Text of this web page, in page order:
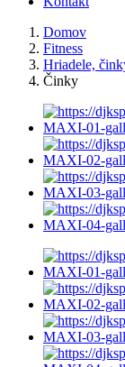
Domov
Fitness
Hriadele,
Činky